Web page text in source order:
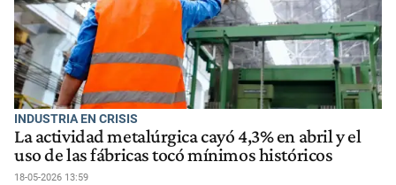
INDUSTRIA EN CRISIS
La actividad metalúrgica cayó 4,3% en abril y el
uso de las fábricas tocó mínimos históricos
18-05-2026 13:59